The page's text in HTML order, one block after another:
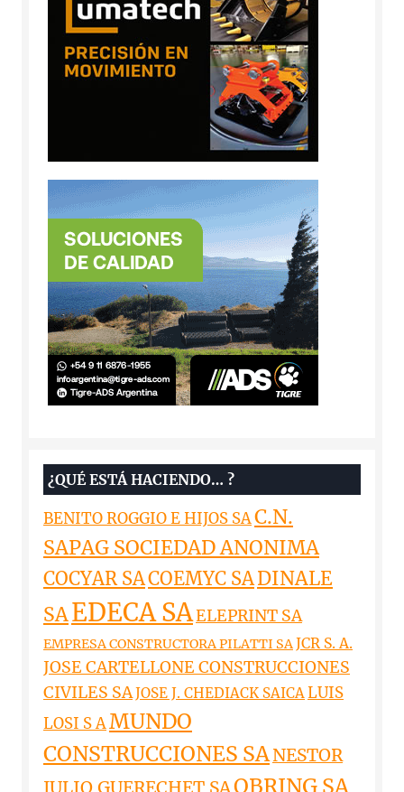
¿QUÉ ESTÁ HACIENDO… ?
BENITO ROGGIO E HIJOS SAC.N.
SAPAG SOCIEDAD ANONIMA
COCYAR SACOEMYC SADINALE
SAEDECA SAELEPRINT SA
EMPRESA CONSTRUCTORA PILATTI SAJCR S. A.
JOSE CARTELLONE CONSTRUCCIONES
CIVILES SAJOSE J. CHEDIACK SAICA LUIS
LOSI S AMUNDO
CONSTRUCCIONES SANESTOR
JULIO GUERECHET SAOBRING SA